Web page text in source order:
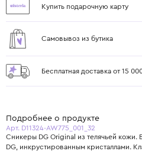
Купить подарочную карту
Самовывоз из бутика
Бесплатная доставка от 15
Подробнее о продукте
Арт. D11324-AW775_001_32
Сникеры DG Original из телячьей кожи.
DG, инкрустированным кристаллами.